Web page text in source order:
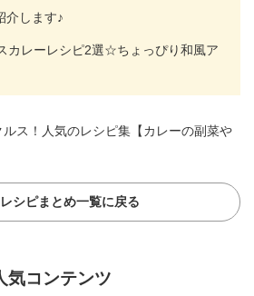
介します♪
カレーレシピ2選☆ちょっぴり和風ア
ス！人気のレシピ集【カレーの副菜や
シピまとめ一覧に戻る
気コンテンツ